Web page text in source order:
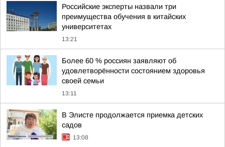
Российские эксперты назвали три
преимущества обучения в китайских
университетах
13:21
Более 60 % россиян заявляют об
удовлетворённости состоянием здоровья
своей семьи
13:11
В Элисте продолжается приемка детских
садов
13:08